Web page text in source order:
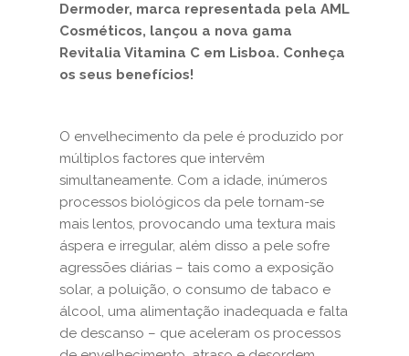
Dermoder, marca representada pela AML
Cosméticos, lançou a nova gama
Revitalia Vitamina C em Lisboa. Conheça
os seus benefícios!
O envelhecimento da pele é produzido por
múltiplos factores que intervêm
simultaneamente. Com a idade, inúmeros
processos biológicos da pele tornam-se
mais lentos, provocando uma textura mais
áspera e irregular, além disso a pele sofre
agressões diárias – tais como a exposição
solar, a poluição, o consumo de tabaco e
álcool, uma alimentação inadequada e falta
de descanso – que aceleram os processos